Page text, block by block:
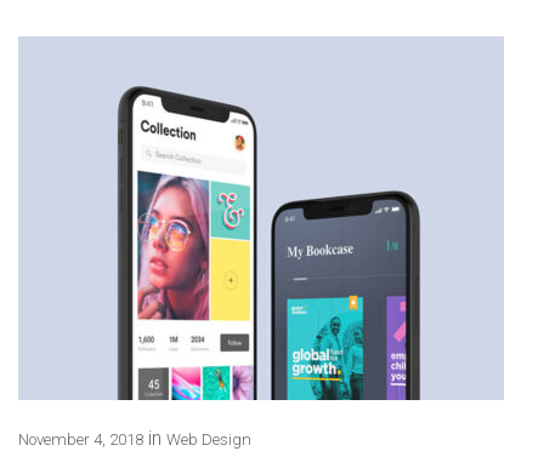
November 4, 2018 in Web Design